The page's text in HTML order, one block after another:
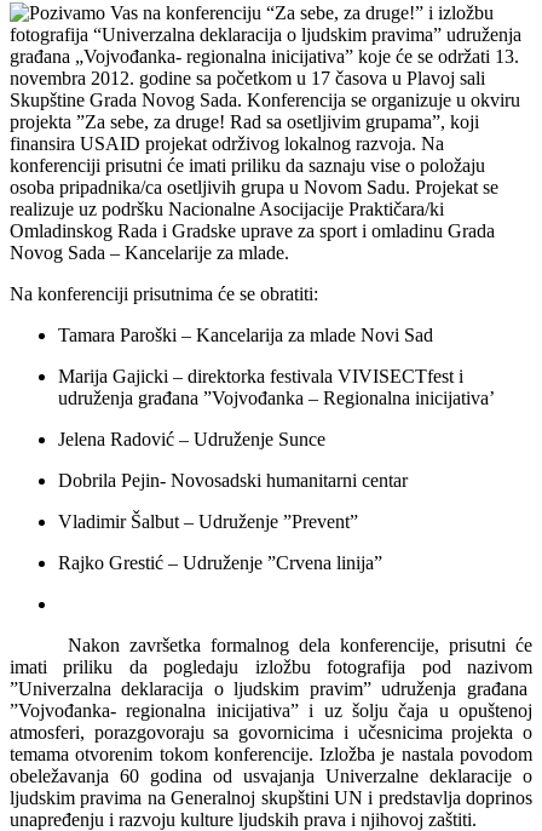
Pozivamo Vas na konferenciju “Za sebe, za druge!” i izložbu
fotografija “Univerzalna deklaracija o ljudskim pravima” udruženja
građana „Vojvođanka- regionalna inicijativa” koje će se održati 13.
novembra 2012. godine sa početkom u 17 časova u Plavoj sali
Skupštine Grada Novog Sada. Konferencija se organizuje u okviru
projekta ”Za sebe, za druge! Rad sa osetljivim grupama”, koji
finansira USAID projekat održivog lokalnog razvoja. Na
konferenciji prisutni će imati priliku da saznaju vise o položaju
osoba pripadnika/ca osetljivih grupa u Novom Sadu. Projekat se
realizuje uz podršku Nacionalne Asocijacije Praktičara/ki
Omladinskog Rada i Gradske uprave za sport i omladinu Grada
Novog Sada – Kancelarije za mlade.
Na konferenciji prisutnima će se obratiti:
Tamara Paroški – Kancelarija za mlade Novi Sad
Marija Gajicki – direktorka festivala VIVISECTfest i
udruženja građana ”Vojvođanka – Regionalna inicijativа’
Jelena Radović – Udruženje Sunce
Dobrila Pejin- Novosadski humanitarni centar
Vladimir Šalbut – Udruženje ”Prevent”
Rajko Grestić – Udruženje ”Crvena linija”
Nakon završetka formalnog dela konferencije, prisutni će
imati priliku da pogledaju izložbu fotografija pod nazivom
”Univerzalna deklaracija o ljudskim pravim”udruženja građana
”Vojvođanka- regionalna inicijativа”i uz šolju čaja u opuštenoj
atmosferi, porazgovoraju sa govornicima i učesnicima projekta o
temama otvorenim tokom konferencije. Izložba je nastala povodom
obeležavanja 60 godina od usvajanja Univerzalne deklaracije o
ljudskim pravima na Generalnoj skupštini UN i predstavlja doprinos
unapređenju i razvoju kulture ljudskih prava i njihovoj zaštiti.